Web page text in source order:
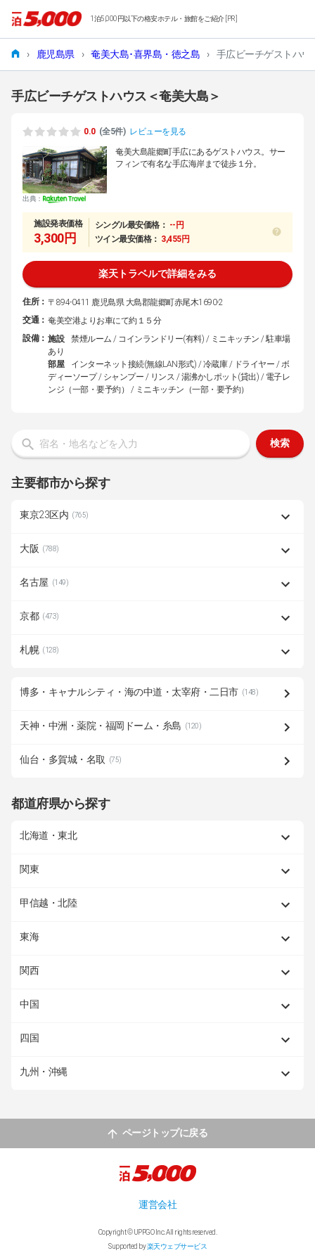
1泊5,000円以下の格安ホテル・旅館をご紹介 [PR]
› 鹿児島県 › 奄美大島･喜界島・徳之島 › 手広ビーチゲストハウ
手広ビーチゲストハウス＜奄美大島＞
0.0 (全5件) レビューを見る
出典：
奄美大島龍郷町手広にあるゲストハウス。サー
フィンで有名な手広海岸まで徒歩１分。
施設発表価格
3,300円
シングル最安価格： --円
ツイン最安価格： 3,455円
楽天トラベルで詳細をみる
住所： 〒894-0411 鹿児島県 大島郡龍郷町赤尾木1690-2
交通： 奄美空港よりお車にて約１５分
設備： 施設
禁煙ルーム / コインランドリー(有料) / ミニキッチン / 駐車場
あり
部屋
インターネット接続(無線LAN形式) / 冷蔵庫 / ドライヤー / ボ
ディーソープ / シャンプー / リンス / 湯沸かしポット(貸出) / 電子レ
ンジ（一部・要予約） / ミニキッチン（一部・要予約）
検索
主要都市から探す
東京23区内 (765)
大阪 (788)
名古屋 (149)
京都 (473)
札幌 (128)
博多・キャナルシティ・海の中道・太宰府・二日市 (148)
天神・中洲・薬院・福岡ドーム・糸島 (120)
仙台・多賀城・名取 (75)
都道府県から探す
北海道・東北
関東
甲信越・北陸
東海
関西
中国
四国
九州・沖縄
ページトップに戻る
運営会社
Copyright © UPPGO Inc. All rights reserved.
Supported by楽天ウェブサービス